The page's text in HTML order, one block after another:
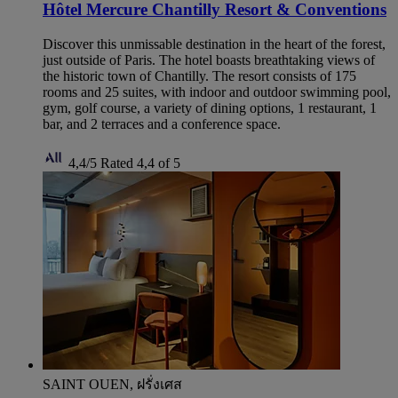
Hôtel Mercure Chantilly Resort & Conventions
Discover this unmissable destination in the heart of the forest,
just outside of Paris. The hotel boasts breathtaking views of
the historic town of Chantilly. The resort consists of 175
rooms and 25 suites, with indoor and outdoor swimming pool,
gym, golf course, a variety of dining options, 1 restaurant, 1
bar, and 2 terraces and a conference space.
4,4/5 Rated 4,4 of 5
SAINT OUEN, ฝรั่งเศส